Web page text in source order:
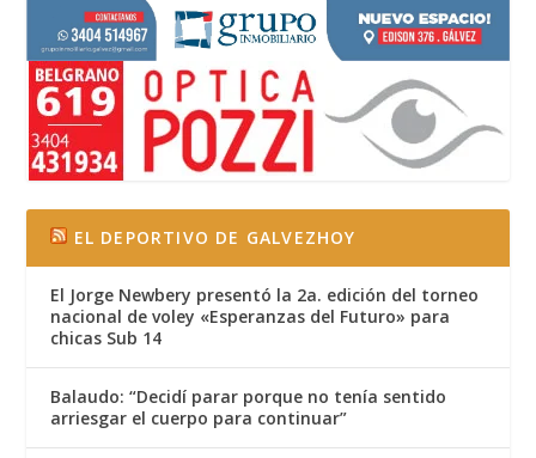
EL DEPORTIVO DE GALVEZHOY
El Jorge Newbery presentó la 2a. edición del torneo
nacional de voley «Esperanzas del Futuro» para
chicas Sub 14
Balaudo: “Decidí parar porque no tenía sentido
arriesgar el cuerpo para continuar”